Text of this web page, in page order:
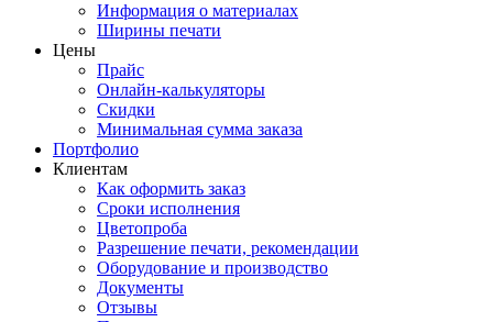
Информация о материалах
Ширины печати
Цены
Прайс
Онлайн-калькуляторы
Скидки
Минимальная сумма заказа
Портфолио
Клиентам
Как оформить заказ
Сроки исполнения
Цветопроба
Разрешение печати, рекомендации
Оборудование и производство
Документы
Отзывы